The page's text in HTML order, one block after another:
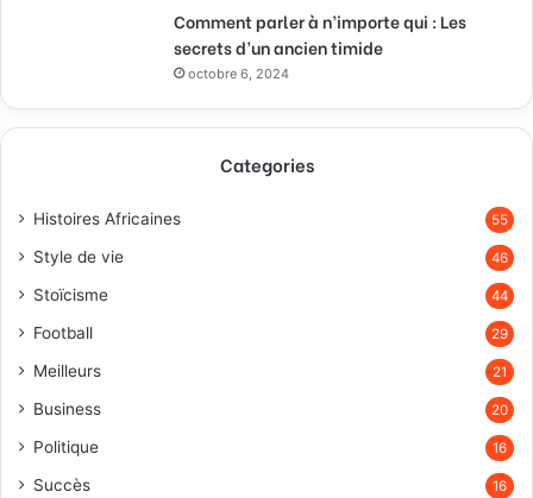
Comment parler à n’importe qui : Les
secrets d’un ancien timide
octobre 6, 2024
Categories
Histoires Africaines 55
Style de vie 46
Stoïcisme 44
Football 29
Meilleurs 21
Business 20
Politique 16
Succès 16